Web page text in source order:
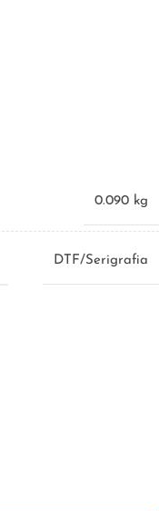
0.090 kg
DTF/Serigrafia